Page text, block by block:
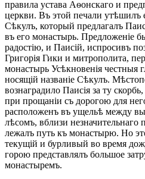
правила устава Аѳонскаго и
церкви. Въ этой печали утѣшилъ
Сѣкулъ, который предлагалъ
въ его монастырь. Предложеніе
радостію, и Паисій, испросивъ
Григорія Гики и митрополита,
монастырь Усѣкновенія честныя
носящій названіе Сѣкулъ.
вознаградило Паисія за ту
при прощаніи съ дорогою для
расположенъ въ ущельѣ между
лѣсомъ, вблизи незначительнаго
лежалъ путь къ монастырю. Но
текущій и бурливый во время
горою представлялъ большое
монастыремъ.